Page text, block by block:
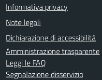
Informativa privacy
Note legali
Dichiarazione di accessibilità
Amministrazione trasparente
Leggi le FAQ
Segnalazione disservizio